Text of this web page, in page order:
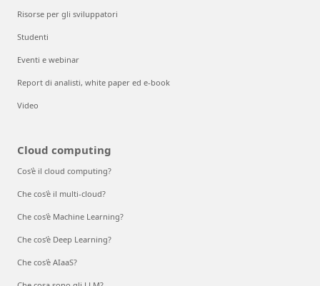
Risorse per gli sviluppatori
Studenti
Eventi e webinar
Report di analisti, white paper ed e-book
Video
Cloud computing
Cos'è il cloud computing?
Che cos'è il multi-cloud?
Che cos'è Machine Learning?
Che cos’è Deep Learning?
Che cos'è AIaaS?